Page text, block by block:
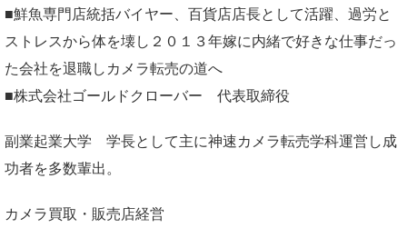
■鮮魚専門店統括バイヤー、百貨店店長として活躍、過労と
ストレスから体を壊し２０１３年嫁に内緒で好きな仕事だっ
た会社を退職しカメラ転売の道へ
■株式会社ゴールドクローバー 代表取締役
副業起業大学 学長として主に神速カメラ転売学科運営し成
功者を多数輩出。
カメラ買取・販売店経営